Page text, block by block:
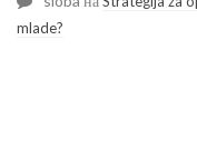
mlade?